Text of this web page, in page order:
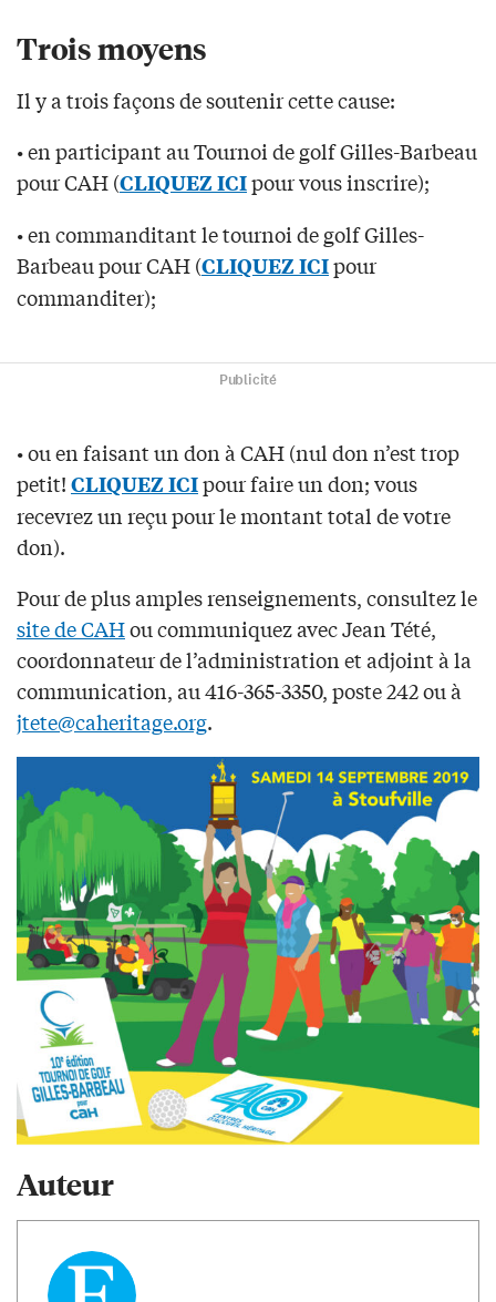
Trois moyens
Il y a trois façons de soutenir cette cause:
• en participant au Tournoi de golf Gilles-Barbeau
pour CAH (CLIQUEZ ICIpour vous inscrire);
• en commanditant le tournoi de golf Gilles-
Barbeau pour CAH (CLIQUEZ ICIpour
commanditer);
Publicité
• ou en faisant un don à CAH (nul don n’est trop
petit! CLIQUEZ ICIpour faire un don; vous
recevrez un reçu pour le montant total de votre
don).
Pour de plus amples renseignements, consultez le
site de CAHou communiquez avec Jean Tété,
coordonnateur de l’administration et adjoint à la
communication, au 416-365-3350, poste 242 ou à
jtete@caheritage.org.
Auteur